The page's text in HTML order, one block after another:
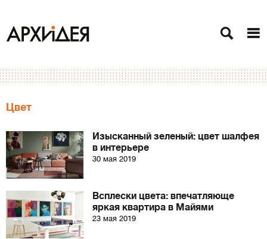
Цвет
Изысканный зеленый: цвет шалфея
в интерьере
30 мая 2019
Всплески цвета: впечатляюще
яркая квартира в Майями
23 мая 2019